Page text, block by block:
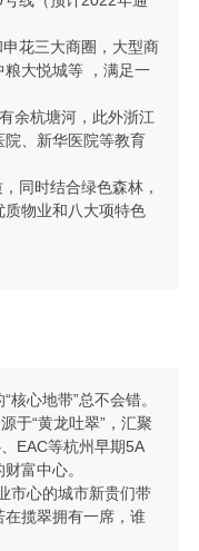
花三大商圈，大型商
大悦城等 ，满足一
余杭塘河，此外浙江
、新华医院等教育
同时结合绿色森林，
物业和八大项特色
心地带”总不会错。
于“黄龙吐翠”，汇聚
EAC等杭州早期5A
富中心。
市心的城市新贵们带
揽翠拥有一席，谁